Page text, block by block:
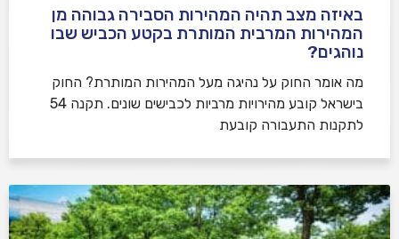
באיזה מצב תהיה המהירות הסבירה גבוהה מן
המהירות המרבית המותרת בקטע הכביש שבו
נוהגים?
​מה אומר החוק על נהיגה מעל המהירות המותרת? החוק
בישראל קובע מהירויות מרביות לכבישים שונים. תקנה 54
לתקנות התעבורה קובעת